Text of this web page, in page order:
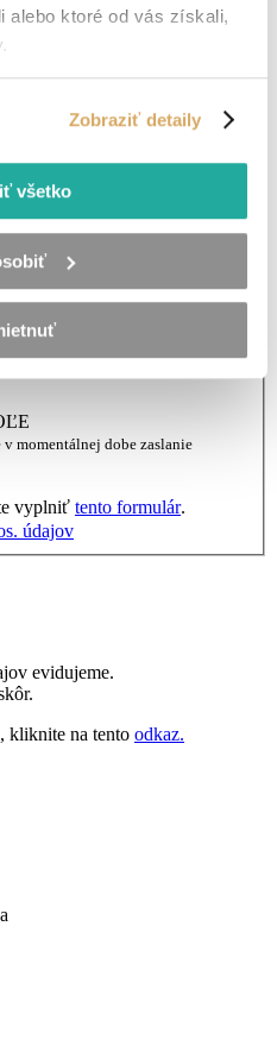
alebo ktoré od vás získali,
Zobraziť detaily
všetko
momentálnej dobe zaslanie
vyplniť tento formulár.
údajov
evidujeme.
kliknite na tento odkaz.